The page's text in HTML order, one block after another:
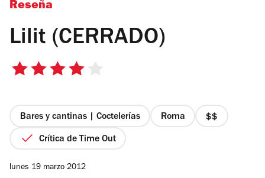
Reseña
Lilit (CERRADO)
4
estrellas
Bares y cantinas | Coctelerías Roma
precio
Crítica de Time Out
lunes 19 marzo 2012